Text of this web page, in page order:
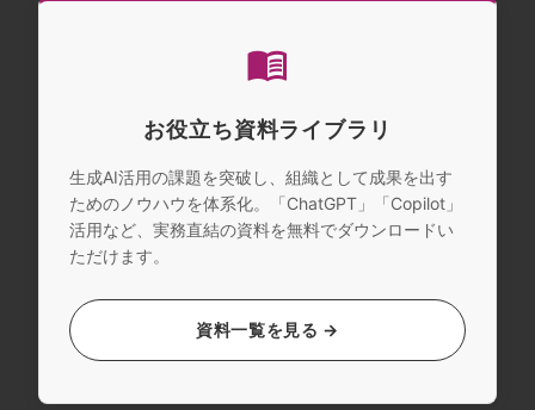
お役立ち資料ライブラリ
生成AI活用の課題を突破し、組織として成果を出す
ためのノウハウを体系化。「ChatGPT」「Copilot」
活用など、実務直結の資料を無料でダウンロードい
ただけます。
資料一覧を見る →